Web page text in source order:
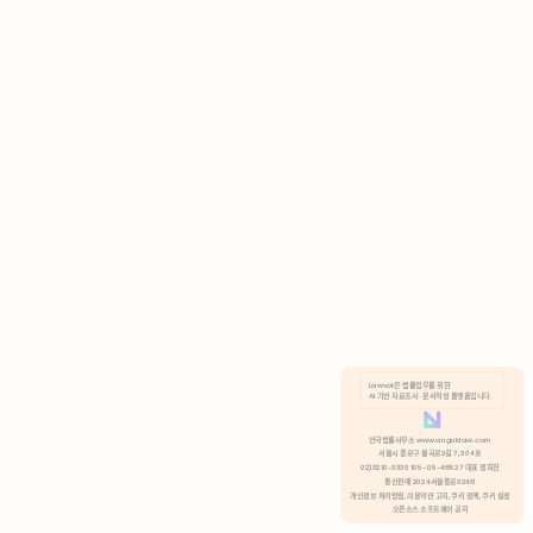
분석 쿠키 허용
Lawvot은 법률업무를 위한
AI 기반 자료조사 · 문서작성 플랫폼입니다.
안국법률사무소 www.anguklaw.com
서울시 종로구 율곡로2길 7, 304호
02)3210-3330 105-05-48527 대표 정희찬
통신판매 2024서울종로0248
개인정보 처리방침, 이용약관 고지, 쿠키 정책, 쿠키 설정
오픈소스 소프트웨어 공지